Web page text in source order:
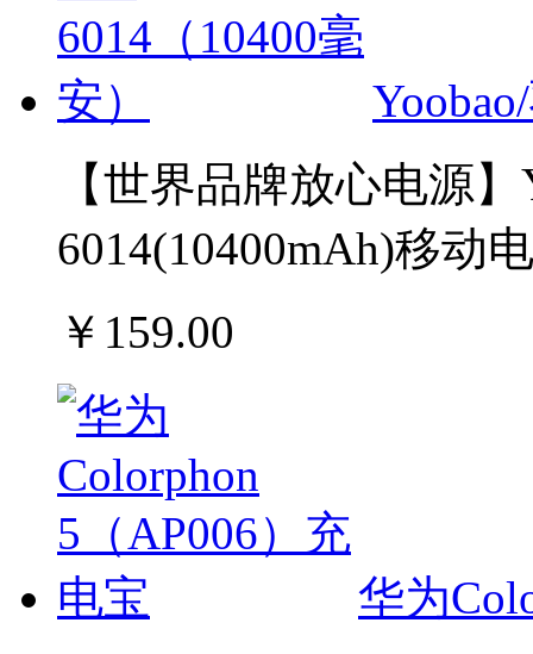
【世界品牌放心电源
6014(10400mAh)移动
￥159.00
华为